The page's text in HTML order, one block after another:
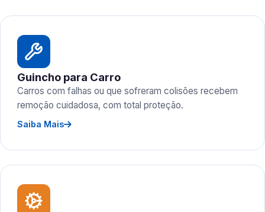
Guincho para Carro
Carros com falhas ou que sofreram colisões recebem
remoção cuidadosa, com total proteção.
Saiba Mais